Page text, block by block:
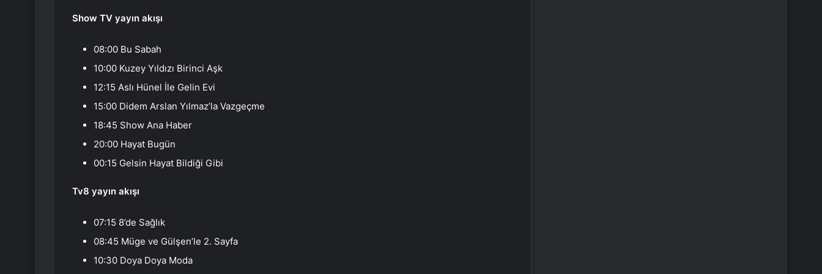
Show TV yayın akışı
08:00 Bu Sabah
10:00 Kuzey Yıldızı Birinci Aşk
12:15 Aslı Hünel İle Gelin Evi
15:00 Didem Arslan Yılmaz’la Vazgeçme
18:45 Show Ana Haber
20:00 Hayat Bugün
00:15 Gelsin Hayat Bildiği Gibi
Tv8 yayın akışı
07:15 8’de Sağlık
08:45 Müge ve Gülşen’le 2. Sayfa
10:30 Doya Doya Moda